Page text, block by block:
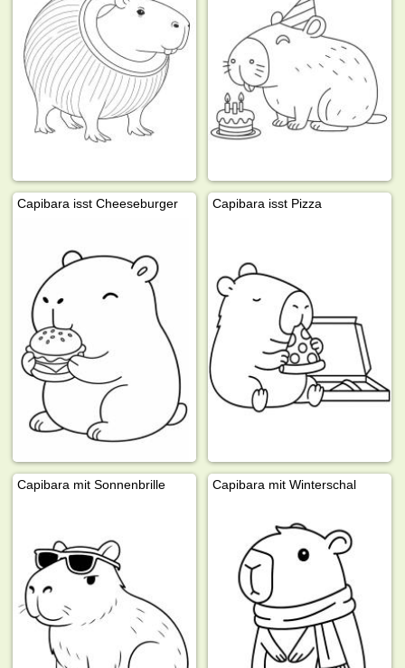
Capibara isst Cheeseburger Capibara isst Pizza
Capibara mit Sonnenbrille Capibara mit Winterschal